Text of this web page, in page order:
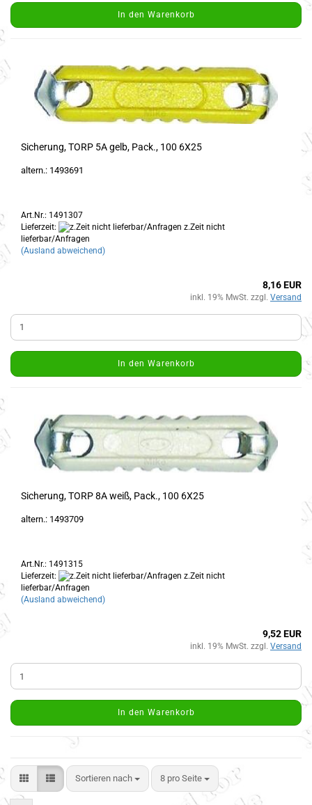
In den Warenkorb
Sicherung, TORP 5A gelb, Pack., 100 6X25
altern.: 1493691
Art.Nr.: 1491307
Lieferzeit:
z.Zeit nicht
lieferbar/Anfragen
(Ausland abweichend)
8,16 EUR
inkl. 19% MwSt. zzgl. Versand
In den Warenkorb
Sicherung, TORP 8A weiß, Pack., 100 6X25
altern.: 1493709
Art.Nr.: 1491315
Lieferzeit:
z.Zeit nicht
lieferbar/Anfragen
(Ausland abweichend)
9,52 EUR
inkl. 19% MwSt. zzgl. Versand
In den Warenkorb
Sortieren nach 8 pro Seite